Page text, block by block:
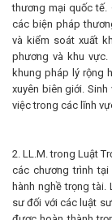
thương mại quốc tế.
các biện pháp
và kiểm soát xuất
phương và khu
khung pháp lý rộng
xuyên biên giới.
việc trong các lĩnh
2. LL.M. trong Luật
các chương trình
hành nghề trọng
sư đối với các luật